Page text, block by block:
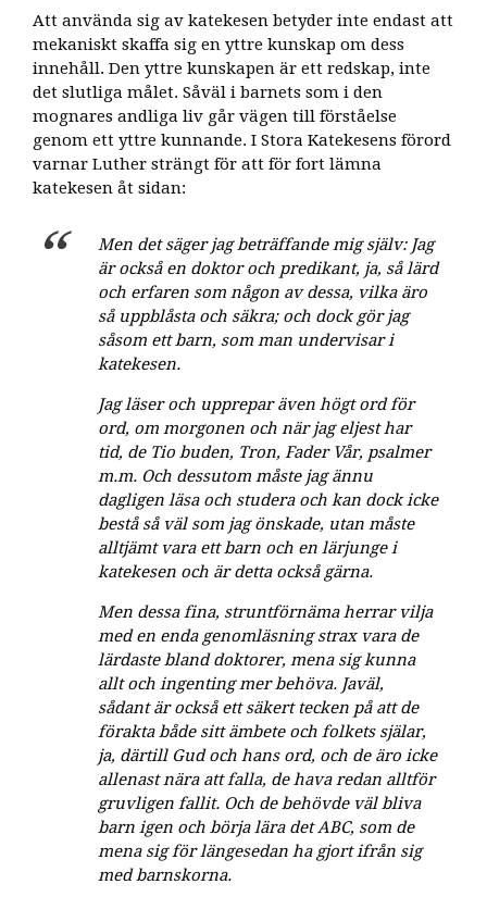
Att använda sig av katekesen betyder inte endast att
mekaniskt skaffa sig en yttre kunskap om dess
innehåll. Den yttre kunskapen är ett redskap, inte
det slutliga målet. Såväl i barnets som i den
mognares andliga liv går vägen till förståelse
genom ett yttre kunnande. I Stora Katekesens förord
varnar Luther strängt för att för fort lämna
katekesen åt sidan:
Men det säger jag beträffande mig själv: Jag
är också en doktor och predikant, ja, så lärd
och erfaren som någon av dessa, vilka äro
så uppblåsta och säkra; och dock gör jag
såsom ett barn, som man undervisar i
katekesen.
Jag läser och upprepar även högt ord för
ord, om morgonen och när jag eljest har
tid, de Tio buden, Tron, Fader Vår, psalmer
m.m. Och dessutom måste jag ännu
dagligen läsa och studera och kan dock icke
bestå så väl som jag önskade, utan måste
alltjämt vara ett barn och en lärjunge i
katekesen och är detta också gärna.
Men dessa fina, struntförnäma herrar vilja
med en enda genomläsning strax vara de
lärdaste bland doktorer, mena sig kunna
allt och ingenting mer behöva. Javäl,
sådant är också ett säkert tecken på att de
förakta både sitt ämbete och folkets själar,
ja, därtill Gud och hans ord, och de äro icke
allenast nära att falla, de hava redan alltför
gruvligen fallit. Och de behövde väl bliva
barn igen och börja lära det ABC, som de
mena sig för längesedan ha gjort ifrån sig
med barnskorna.